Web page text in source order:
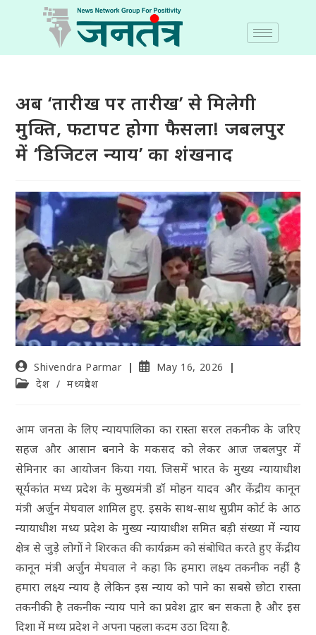
अब ‘तारीख पर तारीख’ से मिलेगी
मुक्ति, फटापट होगा फैसला! जबलपुर
में ‘डिजिटल न्याय’ का शंखनाद
Shivendra Parmar
May 16, 2026
देश / मध्यप्रदेश
आम जनता के लिए न्यायपालिका का रास्ता सरल तकनीक के जरिए
सहज और आसान बनाने के मकसद को लेकर आज जबलपुर में
सेमिनार का आयोजन किया गया. जिसमें भारत के मुख्य न्यायाधीश
सूर्यकांत मध्य प्रदेश के मुख्यमंत्री डॉ मोहन यादव और केंद्रीय कानून
मंत्री अर्जुन मेघवाल शामिल हुए. इसके साथ-साथ सुप्रीम कोर्ट के आठ
न्यायाधीश मध्य प्रदेश के मुख्य न्यायाधीश समित बड़ी संख्या में न्याय
क्षेत्र से जुड़े लोगों ने शिरकत की कार्यक्रम को संबोधित करते हुए केंद्रीय
कानून मंत्री अर्जुन मेघवाल ने कहा कि हमारा लक्ष्य तकनीक नहीं है
हमारा लक्ष्य न्याय है लेकिन इस न्याय को पाने का सबसे छोटा रास्ता
तकनीकी है तकनीक न्याय पाने का प्रवेश द्वार बन सकता है और इस
दिशा में मध्य प्रदेश ने अपना पहला कदम उठा दिया है.